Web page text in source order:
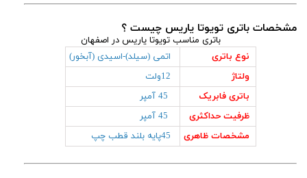
مشخصات باتری تویوتا یاریس چیست ؟
باتری مناسب تویوتا یاریس در اصفهان
نوع باتری
اتمی (سیلد)-اسیدی (آبخور)
ولتاژ
باتری فابریک
ظرفیت حداکثری
مشخصات ظاهری